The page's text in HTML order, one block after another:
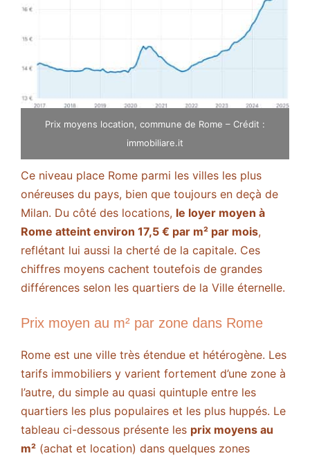
Prix moyens location, commune de Rome – Crédit :
immobiliare.it
Ce niveau place Rome parmi les villes les plus
onéreuses du pays, bien que toujours en deçà de
Milan. Du côté des locations, le loyer moyen à
Rome atteint environ 17,5 € par m² par mois​,
reflétant lui aussi la cherté de la capitale. Ces
chiffres moyens cachent toutefois de grandes
différences selon les quartiers de la Ville éternelle.
Prix moyen au m² par zone dans Rome
Rome est une ville très étendue et hétérogène. Les
tarifs immobiliers y varient fortement d’une zone à
l’autre, du simple au quasi quintuple entre les
quartiers les plus populaires et les plus huppés. Le
tableau ci-dessous présente les prix moyens au
m² (achat et location) dans quelques zones